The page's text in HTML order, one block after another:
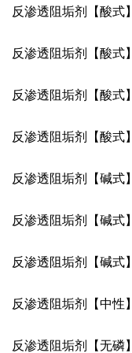
反渗透阻垢剂【酸式】
反渗透阻垢剂【酸式】
反渗透阻垢剂【酸式】
反渗透阻垢剂【酸式】
反渗透阻垢剂【碱式】
反渗透阻垢剂【碱式】
反渗透阻垢剂【碱式】
反渗透阻垢剂【中性】
反渗透阻垢剂【无磷】